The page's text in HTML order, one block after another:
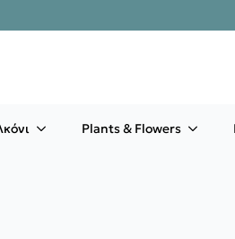
Plants & Flowers